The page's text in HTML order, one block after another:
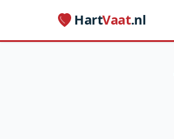
HartVaat.nl